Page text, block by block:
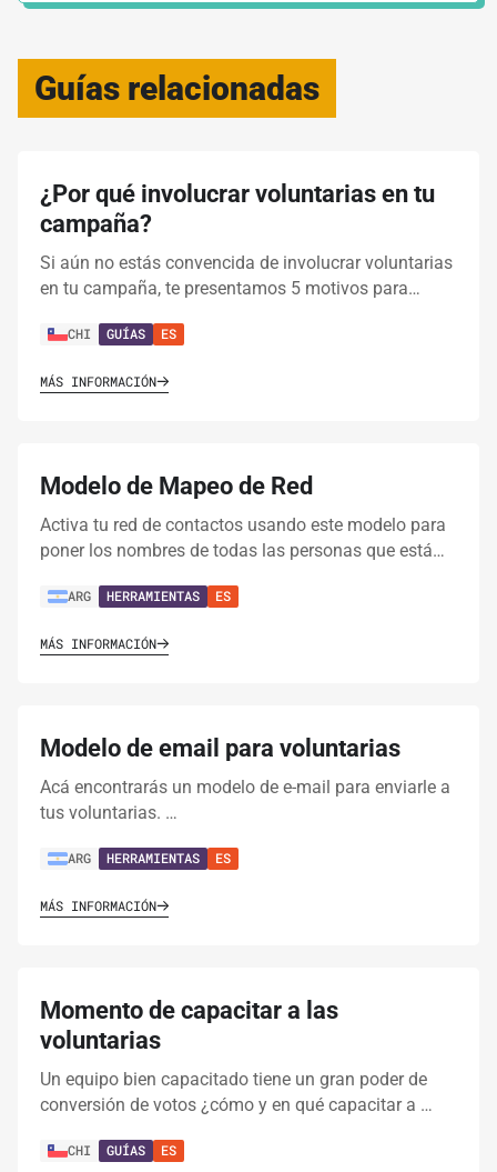
Guías relacionadas
¿Por qué involucrar voluntarias en tu
campaña?
Si aún no estás convencida de involucrar voluntarias
en tu campaña, te presentamos 5 motivos para…
CHI GUÍAS ES
MÁS INFORMACIÓN
Modelo de Mapeo de Red
Activa tu red de contactos usando este modelo para
poner los nombres de todas las personas que está…
ARG HERRAMIENTAS ES
MÁS INFORMACIÓN
Modelo de email para voluntarias
Acá encontrarás un modelo de e-mail para enviarle a
tus voluntarias. …
ARG HERRAMIENTAS ES
MÁS INFORMACIÓN
Momento de capacitar a las
voluntarias
Un equipo bien capacitado tiene un gran poder de
conversión de votos ¿cómo y en qué capacitar a …
CHI GUÍAS ES